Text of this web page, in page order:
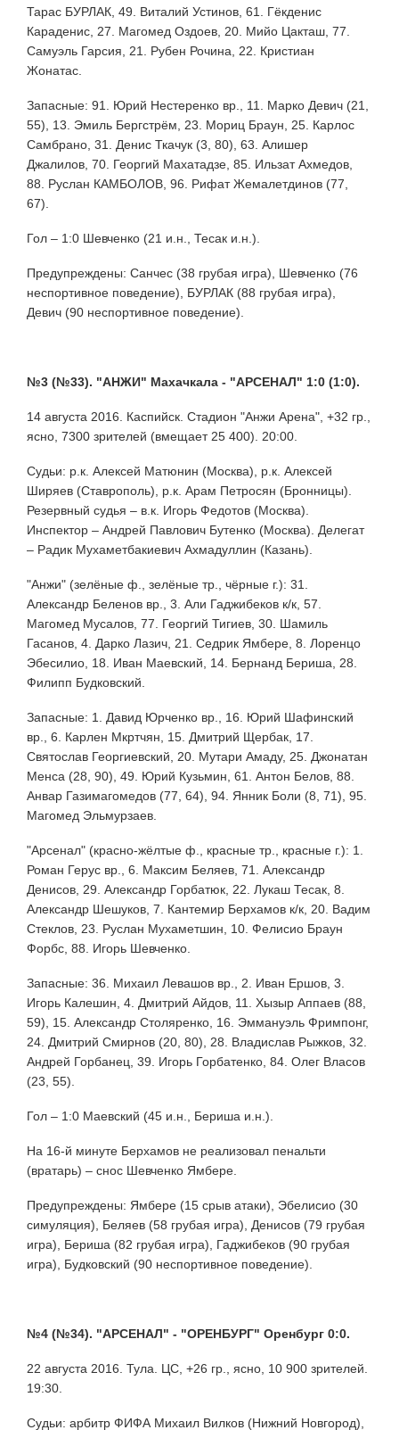
Тарас БУРЛАК, 49. Виталий Устинов, 61. Гёкденис
Караденис, 27. Магомед Оздоев, 20. Мийо Цакташ, 77.
Самуэль Гарсия, 21. Рубен Рочина, 22. Кристиан
Жонатас.
Запасные: 91. Юрий Нестеренко вр., 11. Марко Девич (21,
55), 13. Эмиль Бергстрём, 23. Мориц Браун, 25. Карлос
Самбрано, 31. Денис Ткачук (3, 80), 63. Алишер
Джалилов, 70. Георгий Махатадзе, 85. Ильзат Ахмедов,
88. Руслан КАМБОЛОВ, 96. Рифат Жемалетдинов (77,
67).
Гол – 1:0 Шевченко (21 и.н., Тесак и.н.).
Предупреждены: Санчес (38 грубая игра), Шевченко (76
неспортивное поведение), БУРЛАК (88 грубая игра),
Девич (90 неспортивное поведение).
№3 (№33). "АНЖИ" Махачкала - "АРСЕНАЛ" 1:0 (1:0).
14 августа 2016. Каспийск. Стадион "Анжи Арена", +32 гр.,
ясно, 7300 зрителей (вмещает 25 400). 20:00.
Судьи: р.к. Алексей Матюнин (Москва), р.к. Алексей
Ширяев (Ставрополь), р.к. Арам Петросян (Бронницы).
Резервный судья – в.к. Игорь Федотов (Москва).
Инспектор – Андрей Павлович Бутенко (Москва). Делегат
– Радик Мухаметбакиевич Ахмадуллин (Казань).
"Анжи" (зелёные ф., зелёные тр., чёрные г.): 31.
Александр Беленов вр., 3. Али Гаджибеков к/к, 57.
Магомед Мусалов, 77. Георгий Тигиев, 30. Шамиль
Гасанов, 4. Дарко Лазич, 21. Седрик Ямбере, 8. Лоренцо
Эбесилио, 18. Иван Маевский, 14. Бернанд Бериша, 28.
Филипп Будковский.
Запасные: 1. Давид Юрченко вр., 16. Юрий Шафинский
вр., 6. Карлен Мкртчян, 15. Дмитрий Щербак, 17.
Святослав Георгиевский, 20. Мутари Амаду, 25. Джонатан
Менса (28, 90), 49. Юрий Кузьмин, 61. Антон Белов, 88.
Анвар Газимагомедов (77, 64), 94. Янник Боли (8, 71), 95.
Магомед Эльмурзаев.
"Арсенал" (красно-жёлтые ф., красные тр., красные г.): 1.
Роман Герус вр., 6. Максим Беляев, 71. Александр
Денисов, 29. Александр Горбатюк, 22. Лукаш Тесак, 8.
Александр Шешуков, 7. Кантемир Берхамов к/к, 20. Вадим
Стеклов, 23. Руслан Мухаметшин, 10. Фелисио Браун
Форбс, 88. Игорь Шевченко.
Запасные: 36. Михаил Левашов вр., 2. Иван Ершов, 3.
Игорь Калешин, 4. Дмитрий Айдов, 11. Хызыр Аппаев (88,
59), 15. Александр Столяренко, 16. Эммануэль Фримпонг,
24. Дмитрий Смирнов (20, 80), 28. Владислав Рыжков, 32.
Андрей Горбанец, 39. Игорь Горбатенко, 84. Олег Власов
(23, 55).
Гол – 1:0 Маевский (45 и.н., Бериша и.н.).
На 16-й минуте Берхамов не реализовал пенальти
(вратарь) – снос Шевченко Ямбере.
Предупреждены: Ямбере (15 срыв атаки), Эбелисио (30
симуляция), Беляев (58 грубая игра), Денисов (79 грубая
игра), Бериша (82 грубая игра), Гаджибеков (90 грубая
игра), Будковский (90 неспортивное поведение).
№4 (№34). "АРСЕНАЛ" - "ОРЕНБУРГ" Оренбург 0:0.
22 августа 2016. Тула. ЦС, +26 гр., ясно, 10 900 зрителей.
19:30.
Судьи: арбитр ФИФА Михаил Вилков (Нижний Новгород),